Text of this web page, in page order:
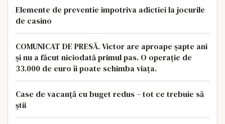
Elemente de preventie impotriva adictiei la jocurile
de casino
COMUNICAT DE PRESĂ. Victor are aproape șapte ani
și nu a făcut niciodată primul pas. O operație de
33.000 de euro îi poate schimba viața.
Case de vacanță cu buget redus – tot ce trebuie să
știi